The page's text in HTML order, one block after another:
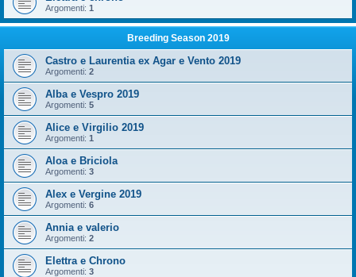
Argomenti: 1
Breeding Season 2019
Castro e Laurentia ex Agar e Vento 2019
Argomenti: 2
Alba e Vespro 2019
Argomenti: 5
Alice e Virgilio 2019
Argomenti: 1
Aloa e Briciola
Argomenti: 3
Alex e Vergine 2019
Argomenti: 6
Annia e valerio
Argomenti: 2
Elettra e Chrono
Argomenti: 3